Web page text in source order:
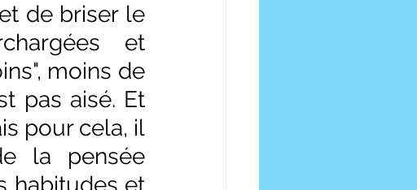
de briser le
et
moins de
pas aisé. Et
pour cela, il
la pensée